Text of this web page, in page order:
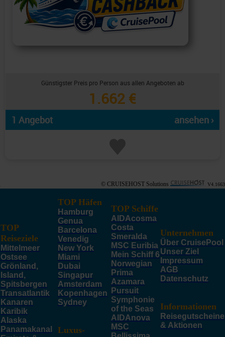
Günstigster Preis pro Person aus allen Angeboten ab
1.662 €
1 Angebot ansehen ›
© CRUISEHOST Solutions V4.1663
TOP
Reiseziele
Mittelmeer
Ostsee
Grönland,
Island,
Spitsbergen
Transatlantik
Kanaren
Karibik
Alaska
Panamakanal
TOP Häfen
Hamburg
Genua
Barcelona
Venedig
New York
Miami
Dubai
Singapur
Amsterdam
Kopenhagen
Sydney
Luxus-
TOP Schiffe
AIDAcosma
Costa
Smeralda
MSC Euribia
Mein Schiff 6
Norwegian
Prima
Azamara
Pursuit
Symphonie
of the Seas
AIDAnova
MSC
Unternehmen
Über CruisePool
Unser Ziel
Impressum
AGB
Datenschutz
Informationen
Reisegutscheine
& Aktionen